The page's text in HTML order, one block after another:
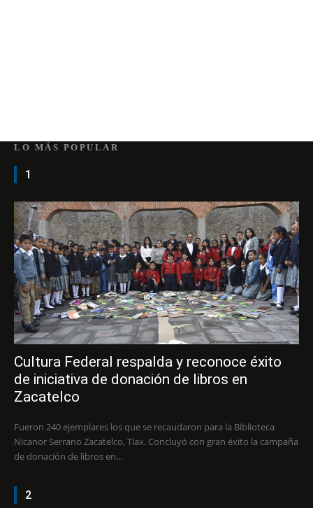
LO MÁS POPULAR
1
Cultura Federal respalda y reconoce éxito
de iniciativa de donación de libros en
Zacatelco
Fueron 240 ejemplares los que se recaudaron para la Biblioteca
Nicanor Serrano Zacatelco, Tlax. Concluyó con gran éxito la campaña
de donación de libros en...
2